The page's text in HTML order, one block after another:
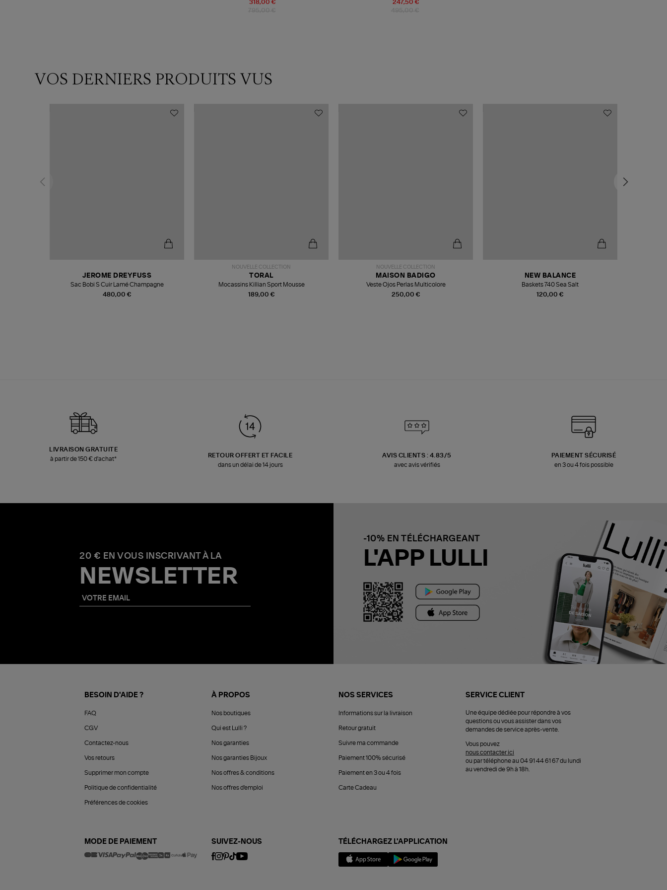
318,00 € 247,50 €
VOS DERNIERS PRODUITS VUS
480,00 €
JEROME DREYFUSS
Sac Bobi S Cuir Lamé Champagne
NOUVELLE COLLECTION
189,00 €
TORAL
Mocassins Killian Sport Mousse
NOUVELLE COLLECTION
250,00 €
MAISON BADIGO
Veste Ojos Perlas Multicolore
120,00 €
NEW BALANCE
Baskets 740 Sea Salt
LIVRAISON GRATUITE
à partir de 150 € d'achat*
RETOUR OFFERT ET FACILE
dans un délai de 14 jours
AVIS CLIENTS : 4.83/5
avec avis vérifiés
PAIEMENT SÉCURISÉ
en 3 ou 4 fois possible
20 € EN VOUS INSCRIVANT À LA
NEWSLETTER
-10% EN TÉLÉCHARGEANT
L'APP LULLI
BESOIN D'AIDE ?
FAQ
CGV
Contactez-nous
Vos retours
Supprimer mon compte
Politique de confidentialité
Préférences de cookies
À PROPOS
Nos boutiques
Qui est Lulli ?
Nos garanties
Nos garanties Bijoux
Nos offres & conditions
Nos offres d'emploi
NOS SERVICES
Informations sur la livraison
Retour gratuit
Suivre ma commande
Paiement 100% sécurisé
Paiement en 3 ou 4 fois
Carte Cadeau
SERVICE CLIENT
Une équipe dédiée pour répondre à vos
questions ou vous assister dans vos
demandes de service après-vente.
Vous pouvez
nous contacter ici
ou par téléphone au 04 91 44 61 67 du lundi
au vendredi de 9h à 18h.
MODE DE PAIEMENT SUIVEZ-NOUS TÉLÉCHARGEZ L'APPLICATION